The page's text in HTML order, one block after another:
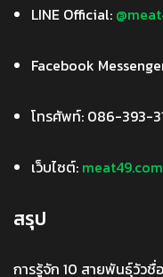
LINE Official:
Facebook
โทรศัพท์: 086-393-
เว็บไซต์: meat49.com
สรุป
การรู้จัก 10 สายพันธุ์วัวชื่